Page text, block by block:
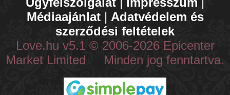
Médiaajánlat| Adatvédelem és
szerződési feltételek
Love.hu v5.1 © 2006-2026 Epicenter
Market Limited Minden jog fenntartva.